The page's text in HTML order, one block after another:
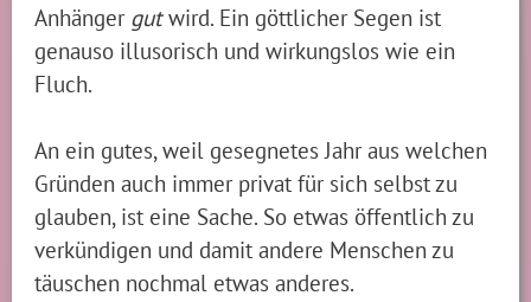
Anhänger gutwird. Ein göttlicher Segen ist
genauso illusorisch und wirkungslos wie ein
Fluch.
An ein gutes, weil gesegnetes Jahr aus welchen
Gründen auch immer privat für sich selbst zu
glauben, ist eine Sache. So etwas öffentlich zu
verkündigen und damit andere Menschen zu
täuschen nochmal etwas anderes.